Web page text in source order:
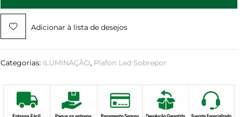
Adicionar à lista de desejos
Categorias: ILUMINAÇÃO, Plafon Led Sobrepor